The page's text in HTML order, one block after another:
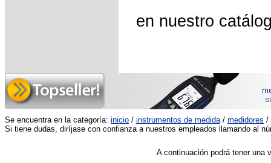
en nuestro
Se encuentra en la categoría: inicio / instrumentos de medida/ medidores /
Si tiene dudas, diríjase con confianza a nuestros empleados llamando al
A continuación podrá tener una